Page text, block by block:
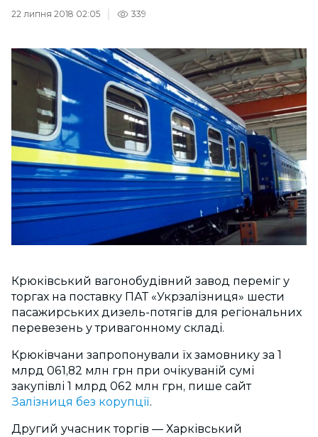
22 липня 2018 02:05
339
Крюківський вагонобудівний завод переміг у
торгах на поставку ПАТ «Укрзалізниця» шести
пасажирських дизель-потягів для регіональних
перевезень у тривагонному складі.
Крюківчани запропонували їх замовнику за 1
млрд 061,82 млн грн при очікуваній сумі
закупівлі 1 млрд 062 млн грн, пише сайт
Залізниця без корупції.
Другий учасник торгів — Харківський